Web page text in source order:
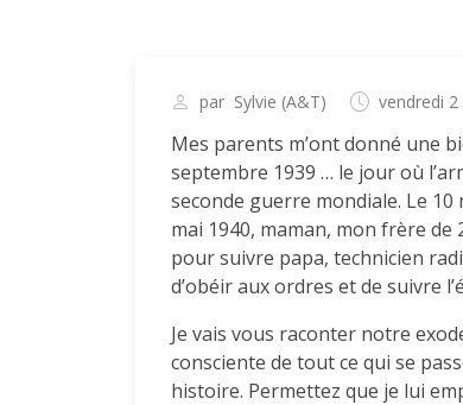
par Sylvie (A&T) vendredi
Mes parents m’ont donné une
septembre 1939 … le jour où
seconde guerre mondiale. Le
mai 1940, maman, mon frère
pour suivre papa, technicien
d’obéir aux ordres et de suivre
Je vais vous raconter notre
consciente de tout ce qui se
histoire. Permettez que je lui